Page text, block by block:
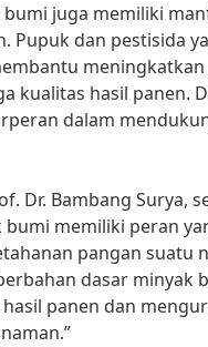
bumi juga memiliki
Pupuk dan pestisida
kualitas hasil panen.
dalam
Dr. Bambang Surya,
bumi memiliki peran
pangan suatu
dasar minyak
panen dan